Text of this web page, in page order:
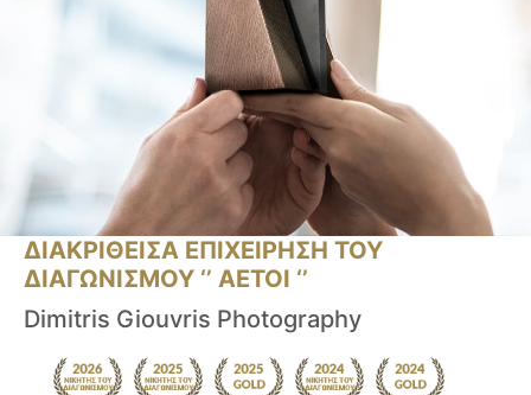
ΔΙΑΚΡΙΘΕΙΣΑ ΕΠΙΧΕΙΡΗΣΗ ΤΟΥ
ΔΙΑΓΩΝΙΣΜΟΥ ‘’ ΑΕΤΟΙ ‘’
Dimitris Giouvris Photography